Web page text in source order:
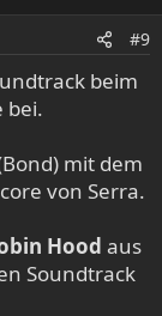
#9
beim
bei.
mit dem
von Serra.
Hood aus
Soundtrack